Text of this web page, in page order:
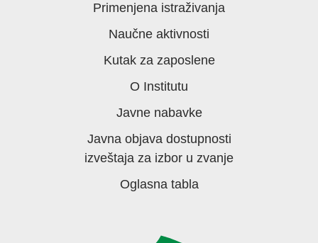
Primenjena istraživanja
Naučne aktivnosti
Kutak za zaposlene
O Institutu
Javne nabavke
Javna objava dostupnosti
izveštaja za izbor u zvanje
Oglasna tabla